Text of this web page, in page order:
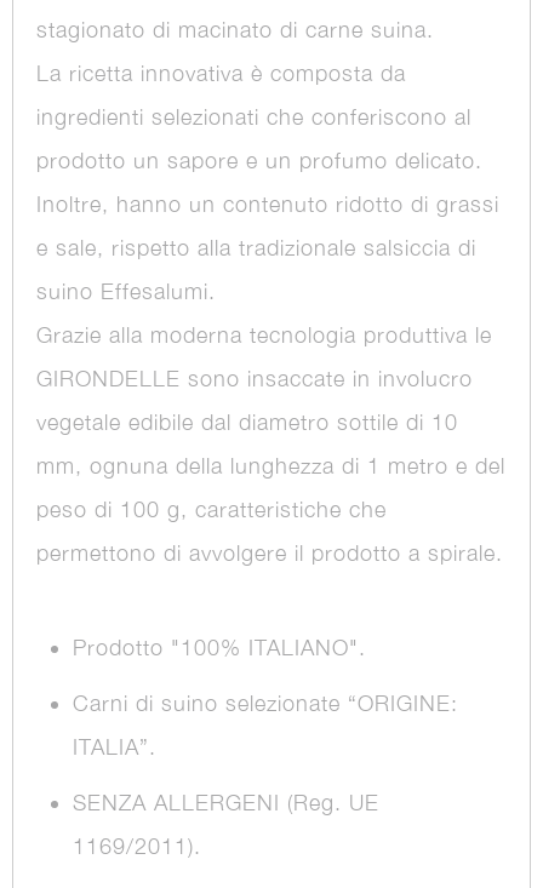
stagionato di macinato di carne suina.
La ricetta innovativa è composta da
ingredienti selezionati che conferiscono al
prodotto un sapore e un profumo delicato.
Inoltre, hanno un contenuto ridotto di grassi
e sale, rispetto alla tradizionale salsiccia di
suino Effesalumi.
Grazie alla moderna tecnologia produttiva le
GIRONDELLE sono insaccate in involucro
vegetale edibile dal diametro sottile di 10
mm, ognuna della lunghezza di 1 metro e del
peso di 100 g, caratteristiche che
permettono di avvolgere il prodotto a spirale.
Prodotto "100% ITALIANO".
Carni di suino selezionate “ORIGINE:
ITALIA”.
SENZA ALLERGENI (Reg. UE
1169/2011).